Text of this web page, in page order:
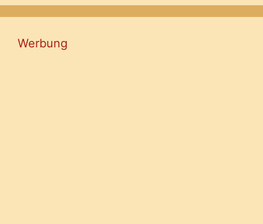
Werbung